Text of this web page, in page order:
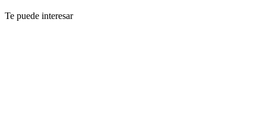
Te puede interesar